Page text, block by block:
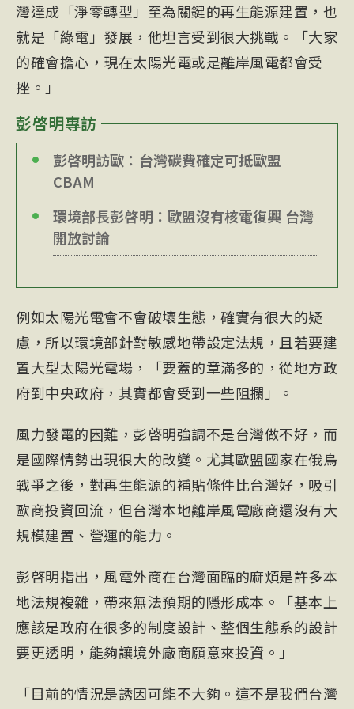
灣達成「淨零轉型」至為關鍵的再生能源建置，也
就是「綠電」發展，他坦言受到很大挑戰。「大家
的確會擔心，現在太陽光電或是離岸風電都會受
挫。」
彭啓明專訪
彭啓明訪歐：台灣碳費確定可抵歐盟
CBAM
環境部長彭啓明：歐盟沒有核電復興 台灣
開放討論
例如太陽光電會不會破壞生態，確實有很大的疑
慮，所以環境部針對敏感地帶設定法規，且若要建
置大型太陽光電場，「要蓋的章滿多的，從地方政
府到中央政府，其實都會受到一些阻攔」。
風力發電的困難，彭啓明強調不是台灣做不好，而
是國際情勢出現很大的改變。尤其歐盟國家在俄烏
戰爭之後，對再生能源的補貼條件比台灣好，吸引
歐商投資回流，但台灣本地離岸風電廠商還沒有大
規模建置、營運的能力。
彭啓明指出，風電外商在台灣面臨的麻煩是許多本
地法規複雜，帶來無法預期的隱形成本。「基本上
應該是政府在很多的制度設計、整個生態系的設計
要更透明，能夠讓境外廠商願意來投資。」
「目前的情況是誘因可能不大夠。這不是我們台灣